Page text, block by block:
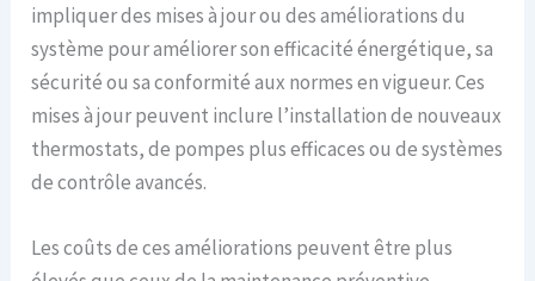
impliquer des mises à jour ou des améliorations du
système pour améliorer son efficacité énergétique, sa
sécurité ou sa conformité aux normes en vigueur. Ces
mises à jour peuvent inclure l’installation de nouveaux
thermostats, de pompes plus efficaces ou de systèmes
de contrôle avancés.
Les coûts de ces améliorations peuvent être plus